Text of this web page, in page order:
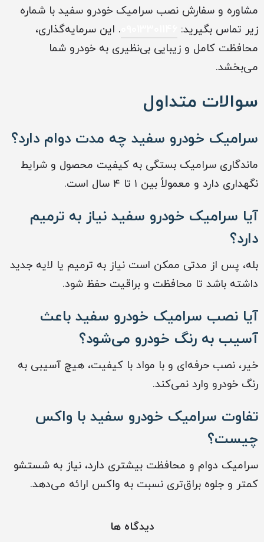
مشاوره و سفارش نصب سرامیک خودرو سفید با شماره
زیر تماس بگیرید:
. این سرمایه‌گذاری،
محافظت کامل و زیبایی بی‌نظیری به خودرو شما
می‌بخشد.
سوالات متداول
سرامیک خودرو سفید چه مدت دوام دارد؟
ماندگاری سرامیک بستگی به کیفیت محصول و شرایط
نگهداری دارد و معمولاً بین ۱ تا ۴ سال است.
آیا سرامیک خودرو سفید نیاز به ترمیم
دارد؟
بله، پس از مدتی ممکن است نیاز به ترمیم یا لایه جدید
داشته باشد تا محافظت و براقیت حفظ شود.
آیا نصب سرامیک خودرو سفید باعث
آسیب به رنگ خودرو می‌شود؟
خیر، نصب حرفه‌ای و با مواد با کیفیت، هیچ آسیبی به
رنگ خودرو وارد نمی‌کند.
تفاوت سرامیک خودرو سفید با واکس
چیست؟
سرامیک دوام و محافظت بیشتری دارد، نیاز به شستشو
کمتر و جلوه براق‌تری نسبت به واکس ارائه می‌دهد.
دیدگاه ها